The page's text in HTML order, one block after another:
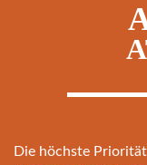
Die höchste